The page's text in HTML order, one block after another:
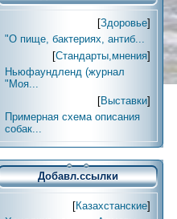
[Здоровье]
"О пище, бактериях, антиб...
[Стандарты,мнения]
Ньюфаундленд (журнал
"Моя...
[Выставки]
Примерная схема описания
собак...
Добавл.ссылки
[Казахстанские]